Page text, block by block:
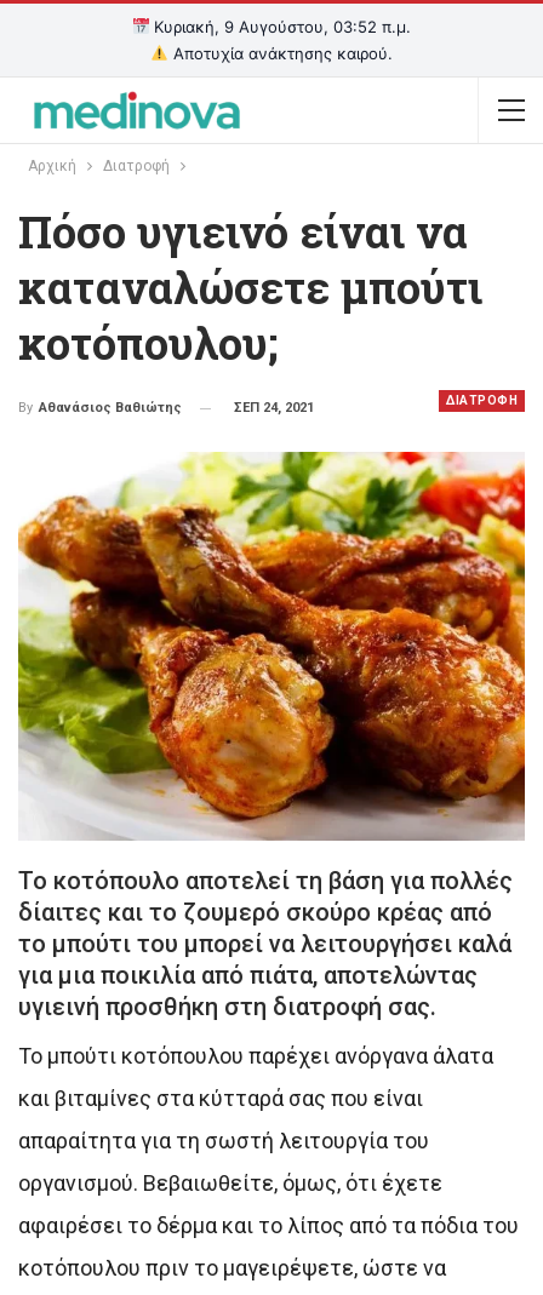
Κυριακή, 9 Αυγούστου, 03:52 π.μ.
Αποτυχία ανάκτησης καιρού.
Αρχική Διατροφή
Πόσο υγιεινό είναι να
καταναλώσετε μπούτι
κοτόπουλου;
ΔΙΑΤΡΟΦΗ
By Αθανάσιος Βαθιώτης ΣΕΠ 24, 2021
Το κοτόπουλο αποτελεί τη βάση για πολλές
δίαιτες και το ζουμερό σκούρο κρέας από
το μπούτι του μπορεί να λειτουργήσει καλά
για μια ποικιλία από πιάτα, αποτελώντας
υγιεινή προσθήκη στη διατροφή σας.
Το μπούτι κοτόπουλου παρέχει ανόργανα άλατα
και βιταμίνες στα κύτταρά σας που είναι
απαραίτητα για τη σωστή λειτουργία του
οργανισμού. Βεβαιωθείτε, όμως, ότι έχετε
αφαιρέσει το δέρμα και το λίπος από τα πόδια του
κοτόπουλου πριν το μαγειρέψετε, ώστε να